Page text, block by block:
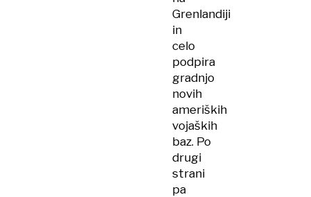
Grenlandiji
in
celo
podpira
gradnjo
novih
ameriških
vojaških
baz. Po
drugi
strani
pa